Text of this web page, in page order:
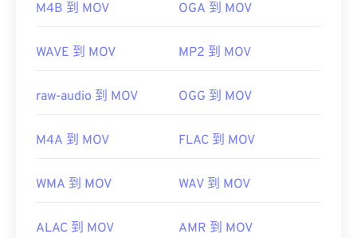
https://en.wikipedia.org/wiki/QuickTime_File_Format
CH203-BBCGDDDF
M4B 到 MOV OGA 到 MOV
WAVE 到 MOV MP2 到 MOV
raw-audio 到 MOV OGG 到 MOV
M4A 到 MOV FLAC 到 MOV
WMA 到 MOV WAV 到 MOV
ALAC 到 MOV AMR 到 MOV